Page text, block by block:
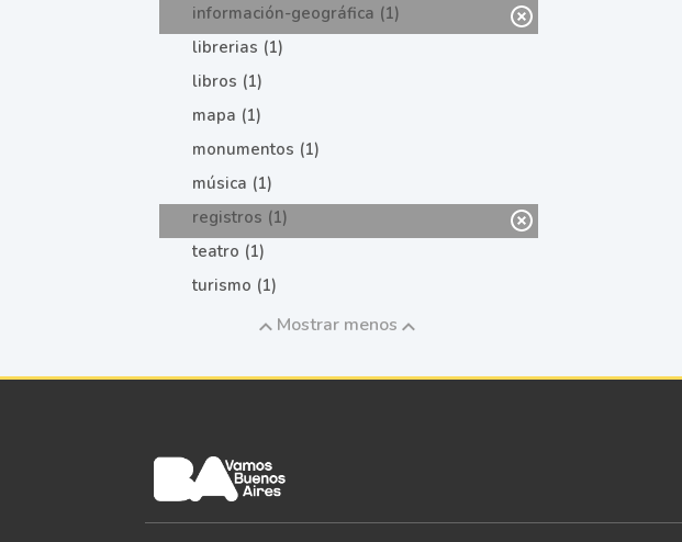
información-geográfica (1)
librerias (1)
libros (1)
mapa (1)
monumentos (1)
música (1)
registros (1)
teatro (1)
turismo (1)
Mostrar menos